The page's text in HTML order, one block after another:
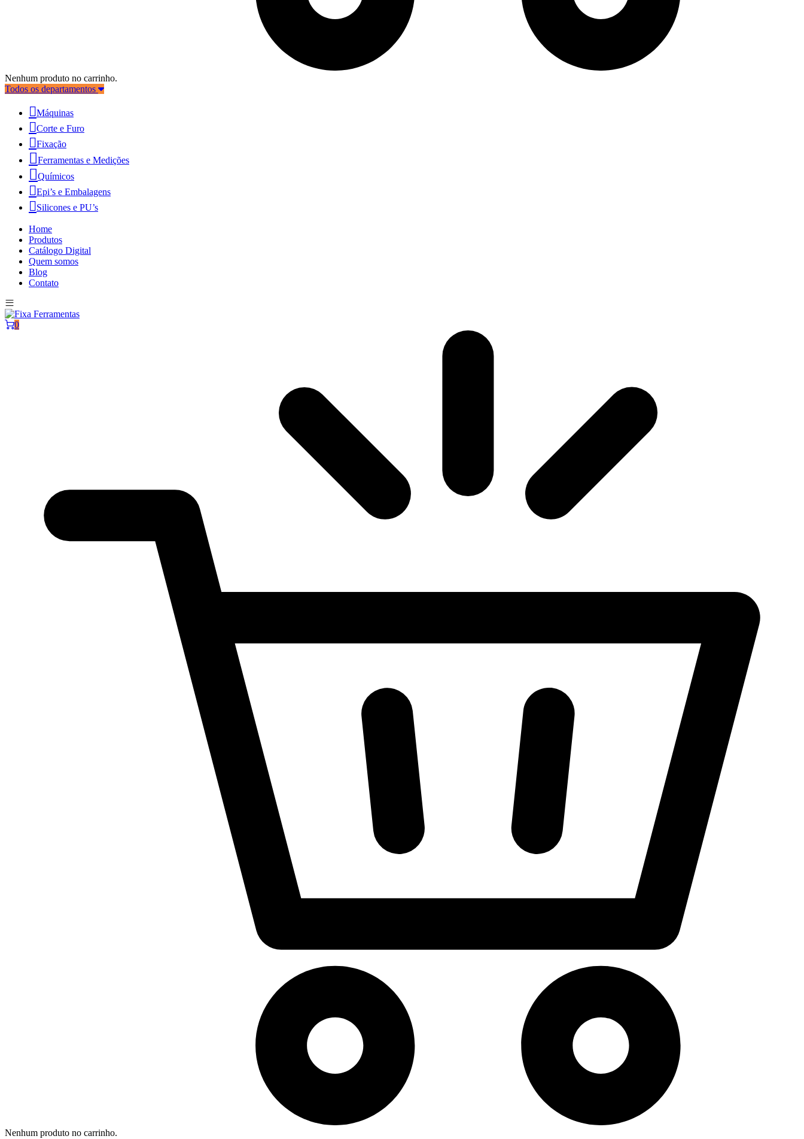
Nenhum produto no carrinho.
Todos os departamentos
Máquinas
Corte e Furo
Fixação
Ferramentas e Medições
Químicos
Epi’s e Embalagens
Silicones e PU’s
Home
Produtos
Catálogo Digital
Quem somos
Blog
Contato
0
Nenhum produto no carrinho.